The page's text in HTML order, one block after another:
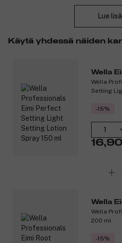
Lue
Käytä yhdessä näiden
Wella
Wella
Setting
-15%
Wella
Wella
200 ml
-15%